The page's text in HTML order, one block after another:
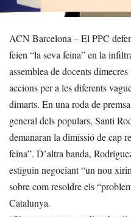
ACN Barcelona – El PPC
feien “la seva feina” en la
assemblea de docents
accions per a les diferents
dimarts. En una roda de
general dels populars, Santi
demanaran la dimissió de cap
feina”. D’altra banda,
estiguin negociant “un nou
sobre com resoldre els
Catalunya.